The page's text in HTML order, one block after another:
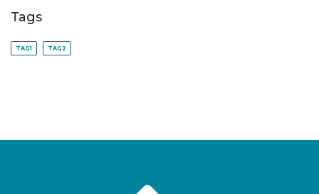
Tags
TAG1 TAG2